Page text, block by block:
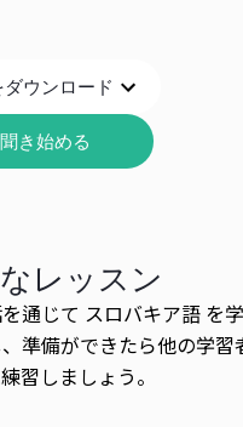
ウンロード
聞き始める
レッスン
通じて スロバキア語 を
準備ができたら他の学
習しましょう。